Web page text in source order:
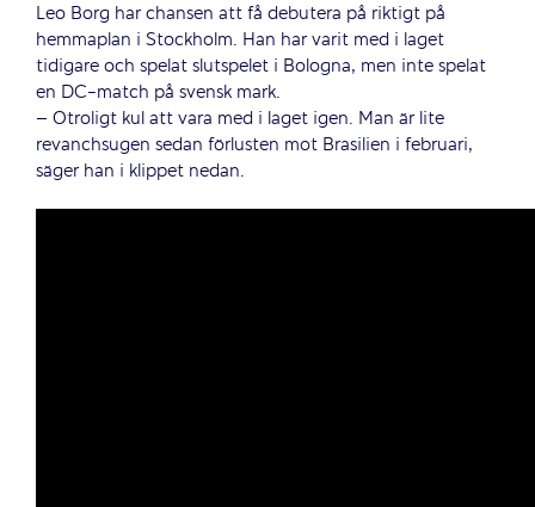
Leo Borg har chansen att få debutera på riktigt på
hemmaplan i Stockholm. Han har varit med i laget
tidigare och spelat slutspelet i Bologna, men inte spelat
en DC-match på svensk mark.
– Otroligt kul att vara med i laget igen. Man är lite
revanchsugen sedan förlusten mot Brasilien i februari,
säger han i klippet nedan.